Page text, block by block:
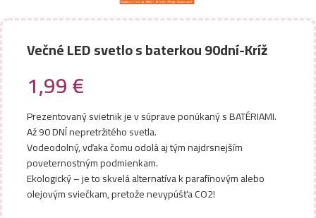
Večné LED svetlo s baterkou 90dní-Kríž
1,99€
Prezentovaný svietnik je v súprave ponúkaný s BATÉRIAMI.
Až 90 DNÍ nepretržitého svetla.
Vodeodolný, vďaka čomu odolá aj tým najdrsnejším
poveternostným podmienkam.
Ekologický – je to skvelá alternatíva k parafínovým alebo
olejovým sviečkam, pretože nevypúšťa CO2!